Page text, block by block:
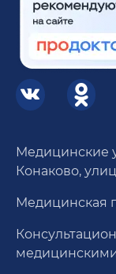
Медицинские
Конаково,
Медицинская